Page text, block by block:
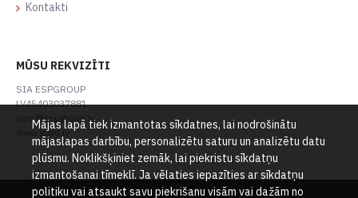
Kontakti
MŪSU REKVIZĪTI
SIA ESPGROUP
LV45403037881
ugis@espgroup.lv
www.gard.lv
Mājas lapā tiek izmantotas sīkdatnes, lai nodrošinātu
mājaslapas darbību, personalizētu saturu un analizētu datu
plūsmu. Noklikšķiniet zemāk, lai piekristu sīkdatņu
izmantošanai tīmeklī. Ja vēlaties iepazīties ar sīkdatņu
politiku vai atsaukt savu piekrišanu visām vai dažām no